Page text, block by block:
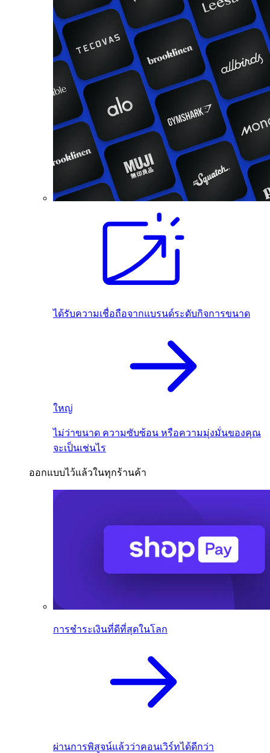
ได้รับความเชื่อถือจากแบรนด์ระดับกิจการขนาด
ใหญ่
ไม่ว่าขนาด ความซับซ้อน หรือความมุ่งมั่นของคุณ
จะเป็นเช่นไร
ออกแบบไว้แล้วในทุกร้านค้า
การชำระเงินที่ดีที่สุดในโลก
ผ่านการพิสูจน์แล้วว่าคอนเวิร์ทได้ดีกว่า